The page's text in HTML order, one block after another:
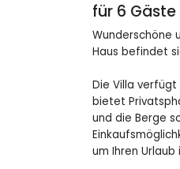
für 6
Wunderschöne
Haus befindet
Die Villa verfügt
bietet
und die Berge
um Ihren